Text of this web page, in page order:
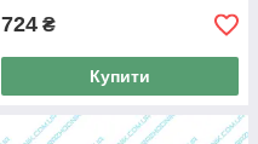
724 ₴
Купити